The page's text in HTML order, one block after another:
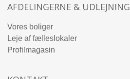
AFDELINGERNE & UDLEJNING
Vores boliger
Leje af fælleslokaler
Profilmagasin